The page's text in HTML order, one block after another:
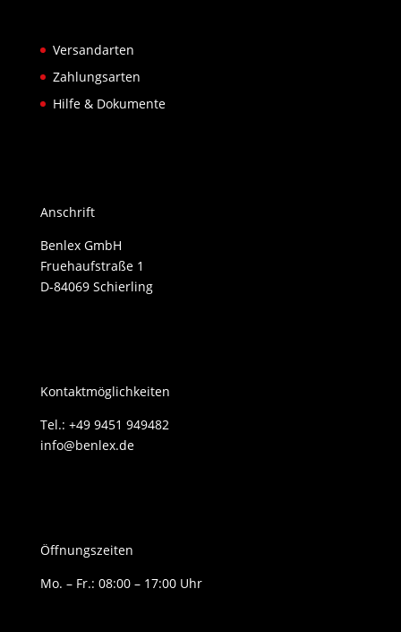
Versandarten
Zahlungsarten
Hilfe & Dokumente
Anschrift
Benlex GmbH
Fruehaufstraße 1
D-84069 Schierling
Kontaktmöglichkeiten
Tel.: +49 9451 949482
info@benlex.de
Öffnungszeiten
Mo. – Fr.: 08:00 – 17:00 Uhr